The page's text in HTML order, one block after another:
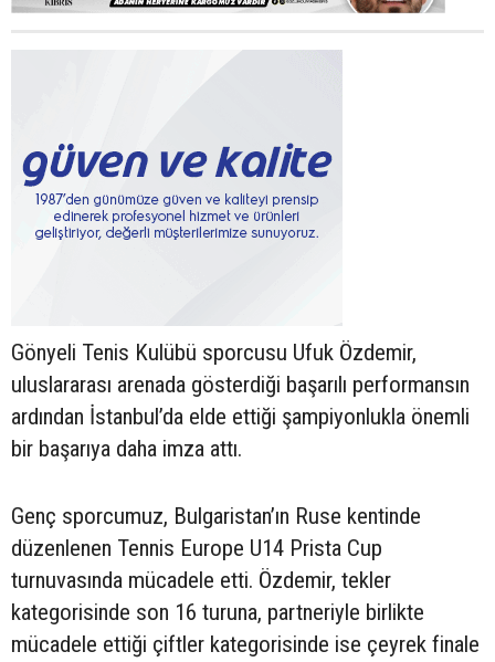
Gönyeli Tenis Kulübü sporcusu Ufuk Özdemir,
uluslararası arenada gösterdiği başarılı performansın
ardından İstanbul’da elde ettiği şampiyonlukla önemli
bir başarıya daha imza attı.
Genç sporcumuz, Bulgaristan’ın Ruse kentinde
düzenlenen Tennis Europe U14 Prista Cup
turnuvasında mücadele etti. Özdemir, tekler
kategorisinde son 16 turuna, partneriyle birlikte
mücadele ettiği çiftler kategorisinde ise çeyrek finale